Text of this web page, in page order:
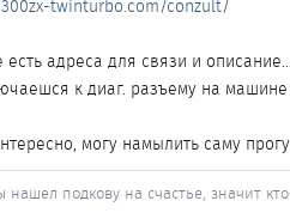
twinturbo.com/conzult/
есть адреса для связи и
к диаг. разъему на
могу намылить саму
нашел подкову на счастье, значит